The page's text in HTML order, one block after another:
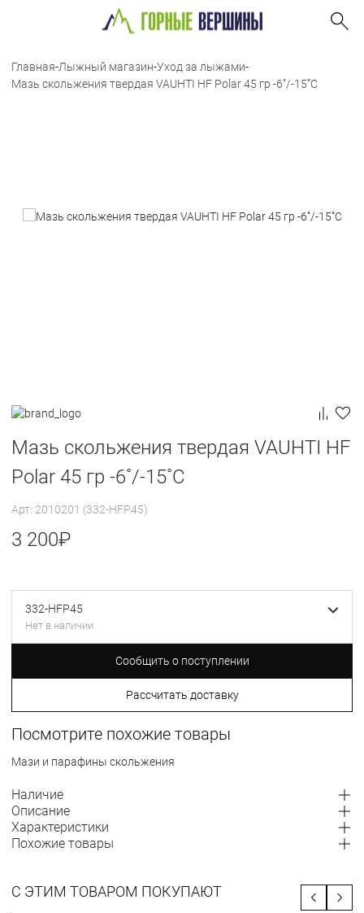
Главная-Лыжный магазин-Уход за лыжами-
Мазь скольжения твердая VAUHTI HF Polar 45 гр -6˚/-15˚С
Мазь скольжения твердая VAUHTI HF
Polar 45 гр -6˚/-15˚С
Арт: 2010201 (332-HFP45)
3 200₽
332-HFP45
Нет в наличии
Сообщить о поступлении
Рассчитать доставку
Посмотрите похожие товары
Мази и парафины скольжения
Наличие
Описание
Характеристики
Похожие товары
С ЭТИМ ТОВАРОМ ПОКУПАЮТ